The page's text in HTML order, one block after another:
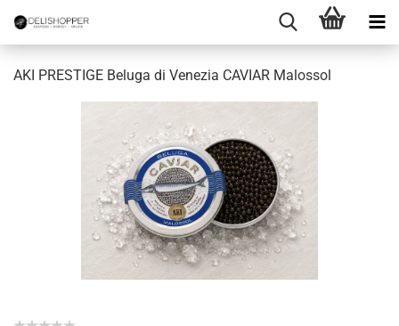
AKI PRESTIGE Beluga di Venezia CAVIAR Malossol